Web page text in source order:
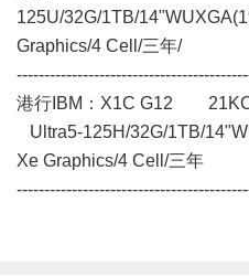
125U/32G/1TB/
Graphics/4 Cell/三年/
港行IBM：X1C G12
Ultra5-125H/32G/1TB/
Xe Graphics/4 Cell/三年